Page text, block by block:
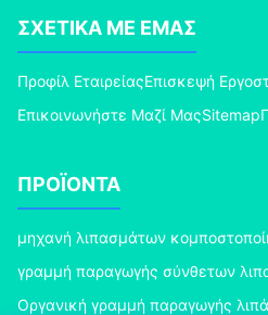
ΣΧΕΤΙΚΆ ΜΕ ΕΜΆΣ
Προφίλ ΕταιρείαςΕπισκεψή
Επικοινωνήστε Μαζί ΜαςSitemap
ΠΡΟΪΌΝΤΑ
μηχανή λιπασμάτων
γραμμή παραγωγής σύνθετων
Οργανική γραμμή παραγωγής